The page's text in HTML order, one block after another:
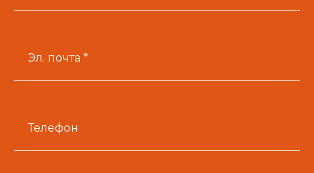
Эл. почта *
Телефон